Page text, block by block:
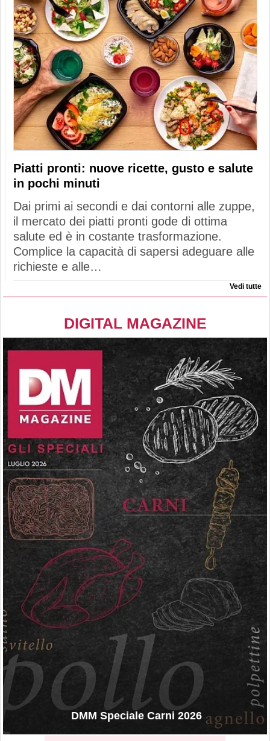
Piatti pronti: nuove ricette, gusto e salute
in pochi minuti
Dai primi ai secondi e dai contorni alle zuppe,
il mercato dei piatti pronti gode di ottima
salute ed è in costante trasformazione.
Complice la capacità di sapersi adeguare alle
richieste e alle…
Vedi tutte
DIGITAL MAGAZINE
DMM Speciale Carni 2026